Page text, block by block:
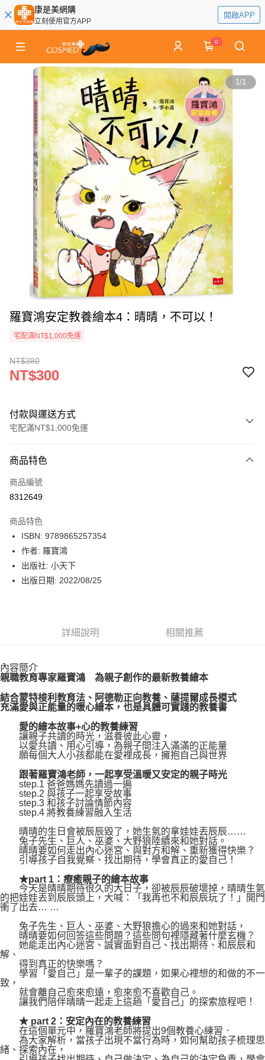
康是美網購
立刻使用官方APP
開啟APP
0
1/1
羅寶鴻安定教養繪本4：晴晴，不可以！
宅配滿NT$1,000免運
NT$380
NT$300
付款與運送方式
宅配滿NT$1,000免運
icash Pay
信用卡一次付款
LINE Pay
Apple Pay
街口支付
博客來商品配送方式
每筆NT$80，滿NT$1,000(含以上)免運費
商品特色
商品編號
8312649
商品特色
ISBN: 9789865257354
作者: 羅寶鴻
出版社: 小天下
出版日期: 2022/08/25
詳細說明 相關推薦
內容簡介
親職教育專家羅寶鴻 為親子創作的最新教養繪本
結合蒙特梭利教育法、阿德勒正向教養、薩提爾成長模式
充滿愛與正能量的暖心繪本，也是具體可實踐的教養書
愛的繪本故事+心的教養練習
讓親子共讀的時光，滋養彼此心靈，
以愛共讀、用心引導，為親子間注入滿滿的正能量
願每個大人小孩都能在愛裡成長，擁抱自己與世界
跟著羅寶鴻老師，一起享受溫暖又安定的親子時光
step.1 爸爸媽媽先讀過一遍
step.2 與孩子一起享受故事
step.3 和孩子討論情節內容
step.4 將教養練習融入生活
晴晴的生日會被辰辰毀了，她生氣的拿娃娃丟辰辰……
兔子先生、巨人、巫婆、大野狼陸續來和她對話。
晴晴要如何走出內心迷宮、與對方和解、重新獲得快樂？
引導孩子自我覺察、找出期待，學會真正的愛自己！
★part 1：療癒親子的繪本故事
今天是晴晴期待很久的大日子，卻被辰辰破壞掉，晴晴生氣
的把娃娃丟到辰辰頭上，大喊：「我再也不和辰辰玩了！」開門
衝了出去… …
兔子先生、巨人、巫婆、大野狼擔心的過來和她對話，
晴晴要如何回答這些問題？這些問句裡隱藏著什麼玄機？
她能走出內心迷宮、誠實面對自己、找出期待、和辰辰和
解、
得到真正的快樂嗎？
學習「愛自己」是一輩子的課題，如果心裡想的和做的不一
致，
就會離自己愈來愈遠，愈來愈不喜歡自己。
讓我們陪伴晴晴一起走上這趟「愛自己」的探索旅程吧！
★ part 2：安定內在的教養練習
在這個單元中，羅寶鴻老師將提出9個教養心練習．
為大家解析，當孩子出現不當行為時，如何幫助孩子梳理思
緒、探索內在，